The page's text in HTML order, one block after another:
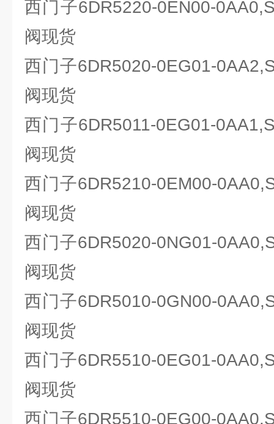
西门子6DR5220-0EN00-
阀现货
西门子6DR5020-0EG01-
阀现货
西门子6DR5011-0EG01-
阀现货
西门子6DR5210-0EM00-
阀现货
西门子6DR5020-0NG01-
阀现货
西门子6DR5010-0GN00-
阀现货
西门子6DR5510-0EG01-
阀现货
西门子6DR5510-0EG00-